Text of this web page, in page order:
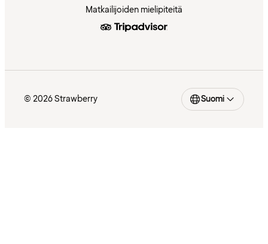
Matkailijoiden mielipiteitä
© 2026 Strawberry Suomi